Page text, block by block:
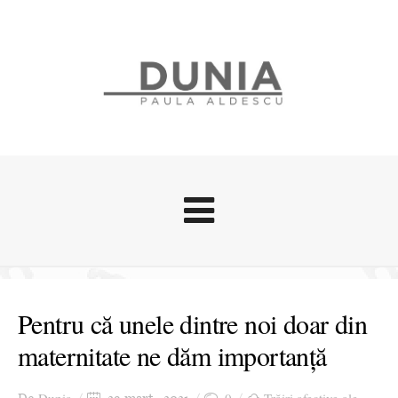
Stari afective
Zice Dunia
Călătorii
Cursuri povestite
Pentru că unele dintre noi doar din
maternitate ne dăm importanță